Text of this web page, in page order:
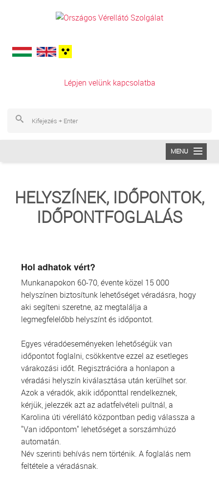
Lépjen velünk kapcsolatba
MENU
VÉRADÁS
ŐSSEJT DONÁCIÓ
VÁRÓLISTÁK
HELYSZÍNEK, IDŐPONTOK,
IDŐPONTFOGLALÁS
Hol adhatok vért?
Munkanapokon 60-70, évente közel 15 000
helyszínen biztosítunk lehetőséget véradásra, hogy
aki segíteni szeretne, az megtalálja a
legmegfelelőbb helyszínt és időpontot.
Egyes véradóeseményeken lehetőségük van
időpontot foglalni, csökkentve ezzel az esetleges
várakozási időt. Regisztrációra a honlapon a
véradási helyszín kiválasztása után kerülhet sor.
Azok a véradók, akik időponttal rendelkeznek,
kérjük, jelezzék azt az adatfelvételi pultnál, a
Karolina úti vérellátó központban pedig válassza a
"Van időpontom" lehetőséget a sorszámhúzó
automatán.
Név szerinti behívás nem történik. A foglalás nem
feltétele a véradásnak.